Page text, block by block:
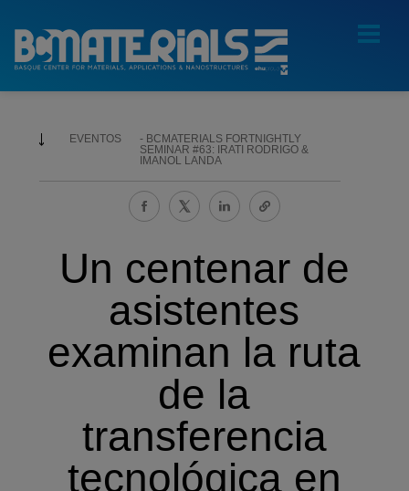
EVENTOS
BCMATERIALS FORTNIGHTLY
SEMINAR #63: IRATI RODRIGO &
IMANOL LANDA
Un centenar de
asistentes
examinan la ruta
de la
transferencia
tecnológica en